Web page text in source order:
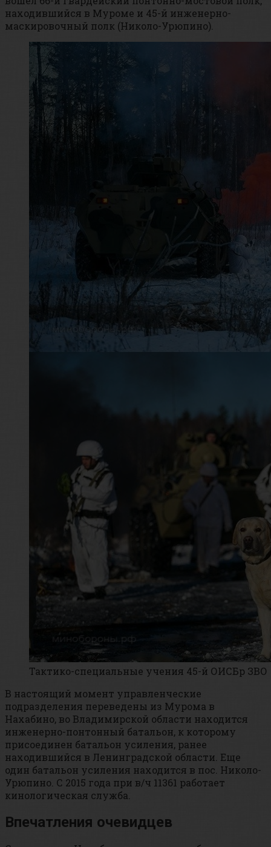
находившийся в Муроме и 45-й инженерно-
маскировочный полк (Николо-Урюпино).
Тактико-специальные учения 45-й ОИСБр ЗВО
В настоящий момент управленческие
подразделения переведены из Мурома в
Нахабино, во Владимирской области находится
инженерно-понтонный батальон, к которому
присоединен батальон усиления, ранее
находившийся в Ленинградской области. Еще
один батальон усиления находится в пос. Николо-
Урюпино. С 2015 года при в/ч 11361 работает
кинологическая служба.
Впечатления очевидцев